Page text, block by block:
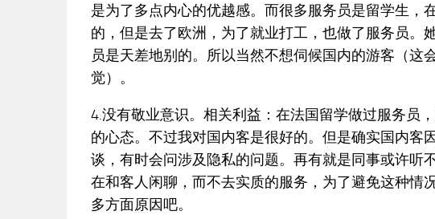
是为了多点内心的优越感。而很多服务员是留学生，
的，但是去了欧洲，为了就业打工，也做了服务员。
员是天差地别的。所以当然不想伺候国内的游客（这
觉）。
4.没有敬业意识。相关利益：在法国留学做过服务员
的心态。不过我对国内客是很好的。但是确实国内客
谈，有时会问涉及隐私的问题。再有就是同事或许听
在和客人闲聊，而不去实质的服务，为了避免这种情
多方面原因吧。